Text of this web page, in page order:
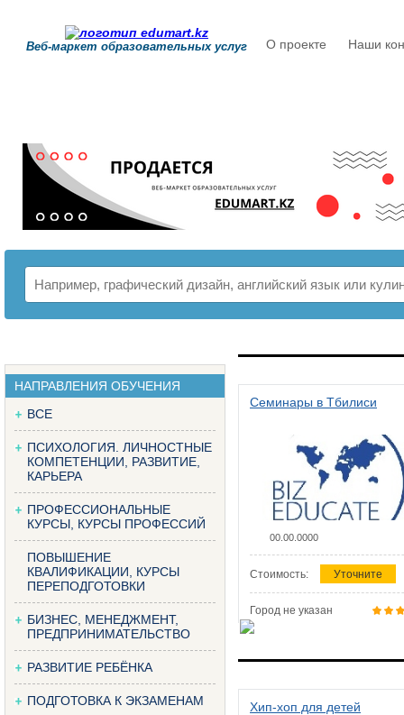
Веб-маркет образовательных услуг О проекте Наши
НАПРАВЛЕНИЯ ОБУЧЕНИЯ
ВСЕ
ПСИХОЛОГИЯ. ЛИЧНОСТНЫЕ
КОМПЕТЕНЦИИ, РАЗВИТИЕ,
КАРЬЕРА
ПРОФЕССИОНАЛЬНЫЕ
КУРСЫ, КУРСЫ ПРОФЕССИЙ
ПОВЫШЕНИЕ
КВАЛИФИКАЦИИ, КУРСЫ
ПЕРЕПОДГОТОВКИ
БИЗНЕС, МЕНЕДЖМЕНТ,
ПРЕДПРИНИМАТЕЛЬСТВО
РАЗВИТИЕ РЕБЁНКА
ПОДГОТОВКА К ЭКЗАМЕНАМ
Семинары в Тбилиси
00.00.0000
Стоимость: Уточните
Город не указан
Хип-хоп для детей